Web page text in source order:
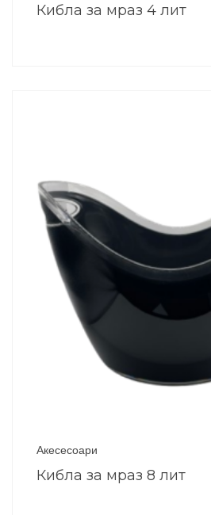
Кибла за мраз 4 лит
Акесесоари
Кибла за мраз 8 лит